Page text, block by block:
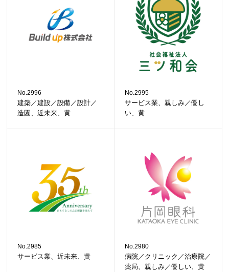
No.2996
建築／建設／設備／設計／
造園、近未来、黄
No.2995
サービス業、親しみ／優し
い、黄
No.2985
サービス業、近未来、黄
No.2980
病院／クリニック／治療院／
薬局、親しみ／優しい、黄